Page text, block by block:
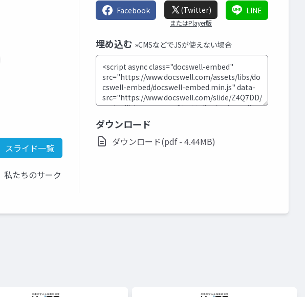
スライド一覧
私たちのサーク
Facebook (Twitter)
またはPlayer版
LINE
埋め込む »CMSなどでJSが使えない場合
ダウンロード
ダウンロード(pdf - 4.44MB)